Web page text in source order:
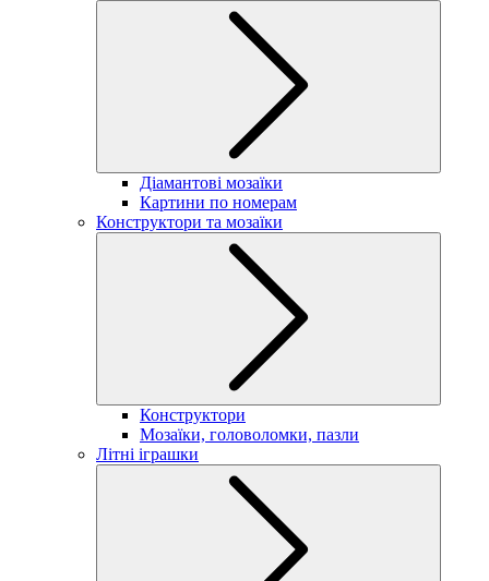
Діамантові мозаїки
Картини по номерам
Конструктори та мозаїки
Конструктори
Мозаїки, головоломки, пазли
Літні іграшки